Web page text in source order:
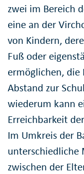
zwei im Bereich
eine an der
von Kindern,
Fuß oder
ermöglichen, die
Abstand zur
wiederum kann
Erreichbarkeit
Im Umkreis der
unterschiedliche
zwischen der